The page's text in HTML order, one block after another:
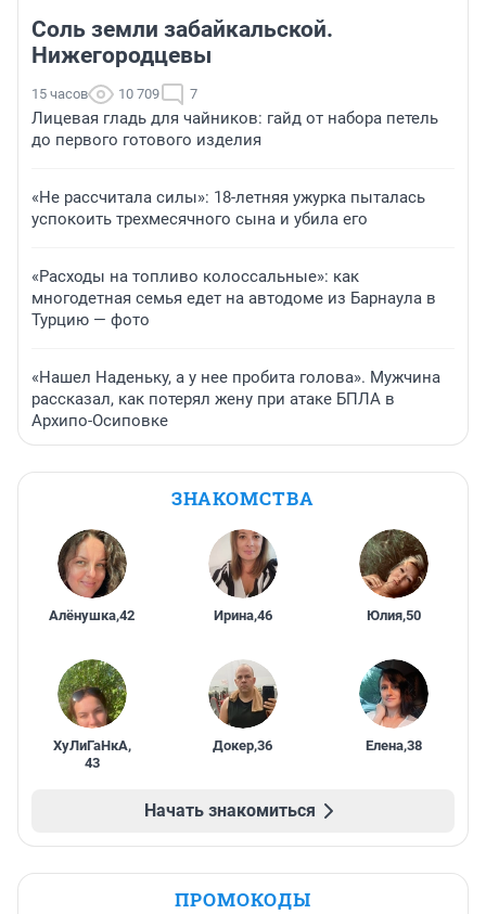
Соль земли забайкальской.
Нижегородцевы
15 часов 10 709 7
Лицевая гладь для чайников: гайд от набора петель
до первого готового изделия
«Не рассчитала силы»: 18-летняя ужурка пыталась
успокоить трехмесячного сына и убила его
«Расходы на топливо колоссальные»: как
многодетная семья едет на автодоме из Барнаула в
Турцию — фото
«Нашел Наденьку, а у нее пробита голова». Мужчина
рассказал, как потерял жену при атаке БПЛА в
Архипо-Осиповке
ЗНАКОМСТВА
Алёнушка,42 Ирина,46 Юлия,50
ХуЛиГаНкА,
43
Докер,36 Елена,38
Начать знакомиться
ПРОМОКОДЫ